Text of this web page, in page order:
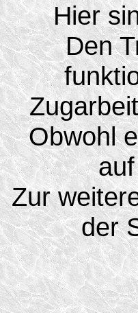
Hier
Den
Obwohl
Zur
der